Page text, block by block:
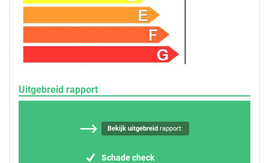
Uitgebreid rapport
Bekijk uitgebreidrapport:
Schade check